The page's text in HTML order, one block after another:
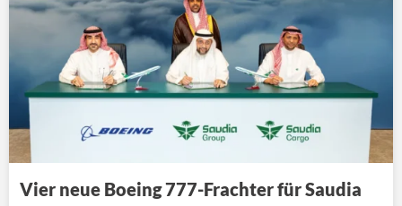
Vier neue Boeing 777-Frachter für Saudia